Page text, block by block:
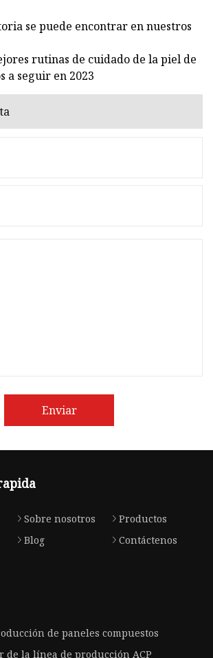
se puede encontrar en nuestros
rutinas de cuidado de la piel de
a seguir en 2023
Enviar
Sobre nosotros
Productos
Blog
Contáctenos
de paneles compuestos
de la línea de producción ACP